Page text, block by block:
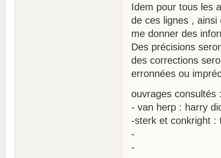
Idem pour tous les
de ces lignes ,
me donner des
Des précisions
des corrections
erronnées ou
ouvrages consultés
- van herp : harry
-sterk et conkright :
-
-